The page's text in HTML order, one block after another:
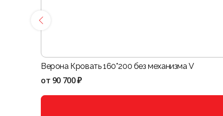
Верона Кровать 160*200 без механизма V
от 90 700 ₽